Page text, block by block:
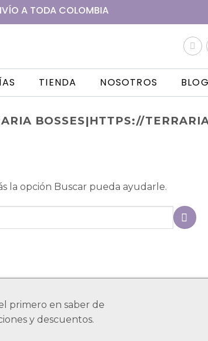
A TODA COLOMBIA
TIENDA NOSOTROS BLOG
BOSSES|HTTPS://
la opción Buscar pueda ayudarle.
primero en saber de
y descuentos.